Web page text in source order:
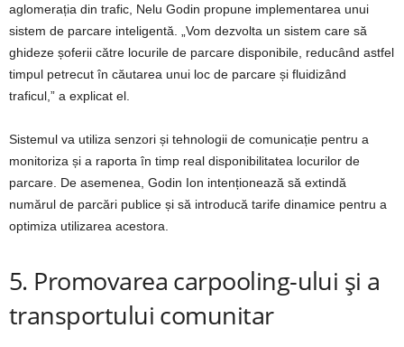
aglomerația din trafic, Nelu Godin propune implementarea unui
sistem de parcare inteligentă. „Vom dezvolta un sistem care să
ghideze șoferii către locurile de parcare disponibile, reducând astfel
timpul petrecut în căutarea unui loc de parcare și fluidizând
traficul,” a explicat el.
Sistemul va utiliza senzori și tehnologii de comunicație pentru a
monitoriza și a raporta în timp real disponibilitatea locurilor de
parcare. De asemenea, Godin Ion intenționează să extindă
numărul de parcări publice și să introducă tarife dinamice pentru a
optimiza utilizarea acestora.
5. Promovarea carpooling-ului și a
transportului comunitar